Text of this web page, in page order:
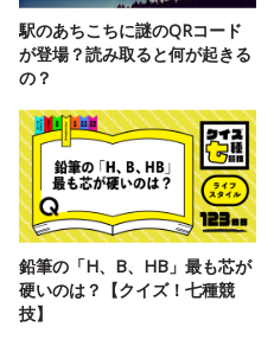
駅のあちこちに謎のQRコード
が登場？読み取ると何が起きる
の？
鉛筆の「H、B、HB」最も芯が
硬いのは？【クイズ！七種競
技】